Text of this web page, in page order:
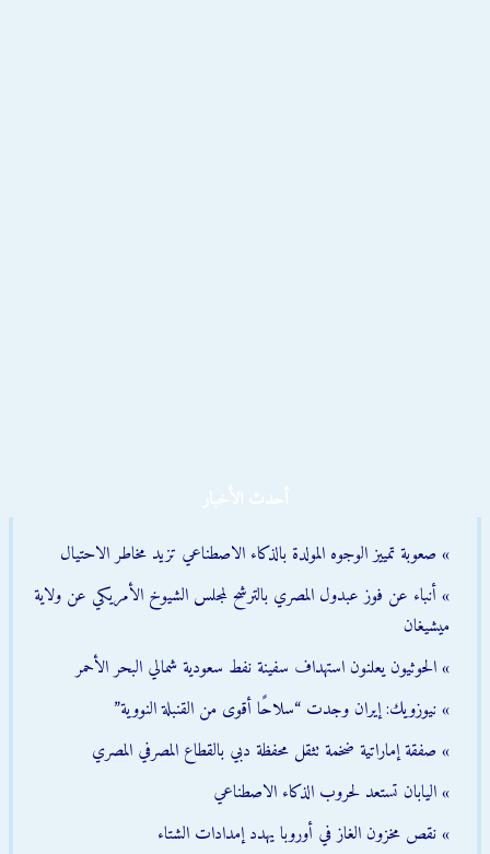
» صعوبة تمييز الوجوه المولدة بالذكاء الاصطناعي تزيد مخاطر الاحتيال
» أنباء عن فوز عبدول المصري بالترشح لمجلس الشيوخ الأمريكي عن ولاية
ميشيغان
» الحوثيون يعلنون استهداف سفينة نفط سعودية شمالي البحر الأحمر
» نيوزويك: إيران وجدت “سلاحًا أقوى من القنبلة النووية”
» صفقة إماراتية ضخمة تثقل محفظة دبي بالقطاع المصرفي المصري
» اليابان تستعد لحروب الذكاء الاصطناعي
» نقص مخزون الغاز في أوروبا يهدد إمدادات الشتاء